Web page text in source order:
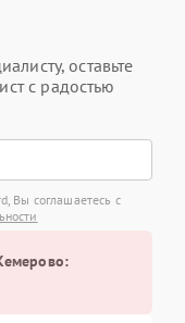
оставьте
с радостью
Вы соглашаетесь с